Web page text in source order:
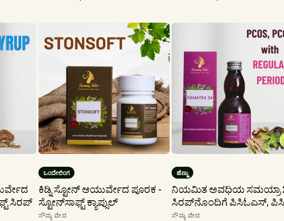
ಸಿರಪ್
ಒಂದೇಲಿಂಗ
ಕಿಡ್ನಿ ಸ್ಟೋನ್ ಆಯುರ್ವೇದ ಪೂರಕ -
ಸ್ಟೋನ್‌ಸಾಫ್ಟ್ ಕ್ಯಾಪ್ಸುಲ್
ಮಾರಾಟಗಾರ:
ಸೌಮ್ಯ ವೇದ
ಹೆಣ್ಣು
ನಿಯಮಿತ ಅವಧಿಯ ಸಮಯ್ರಾ
ಸಿರಪ್‌ನೊಂದಿಗೆ ಪಿಸಿಓಎಸ್,
ಮಾರಾಟಗಾರ:
ಸೌಮ್ಯ ವೇದ